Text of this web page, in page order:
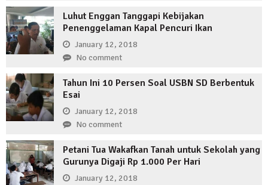
Luhut Enggan Tanggapi Kebijakan
Penenggelaman Kapal Pencuri Ikan
January 12, 2018
No comment
Tahun Ini 10 Persen Soal USBN SD Berbentuk
Esai
January 12, 2018
No comment
Petani Tua Wakafkan Tanah untuk Sekolah yang
Gurunya Digaji Rp 1.000 Per Hari
January 12, 2018